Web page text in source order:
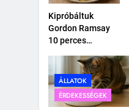
Kipróbáltuk
Gordon Ramsay
10 perces
Tényleg megvan
10 perc alatt?
ÁLLATOK
ÉRDEKESSÉGEK